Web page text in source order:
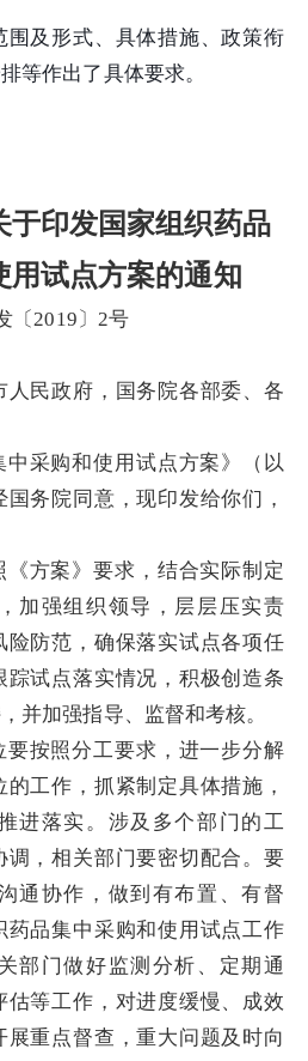
围及形式、具体措施、政策衔
等作出了具体要求。
于印发国家组织药品
用试点方案的通知
〔2019〕2号
民政府，国务院各部委、各
中采购和使用试点方案》（以
务院同意，现印发给你们，
方案》要求，结合实际制定
加强组织领导，层层压实责
险防范，确保落实试点各项任
试点落实情况，积极创造条
并加强指导、监督和考核。
要按照分工要求，进一步分解
工作，抓紧制定具体措施，
进落实。涉及多个部门的工
调，相关部门要密切配合。要
通协作，做到有布置、有督
药品集中采购和使用试点工作
部门做好监测分析、定期通
等工作，对进度缓慢、成效
重点督查，重大问题及时向